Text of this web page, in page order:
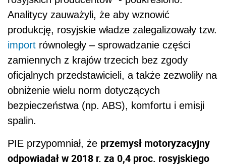
Analitycy zauważyli, że aby wznowić
produkcję, rosyjskie władze zalegalizowały tzw.
import równoległy – sprowadzanie części
zamiennych z krajów trzecich bez zgody
oficjalnych przedstawicieli, a także zezwoliły na
obniżenie wielu norm dotyczących
bezpieczeństwa (np. ABS), komfortu i emisji
spalin.
PIE przypomniał, że przemysł motoryzacyjny
odpowiadał w 2018 r. za 0,4 proc. rosyjskiego